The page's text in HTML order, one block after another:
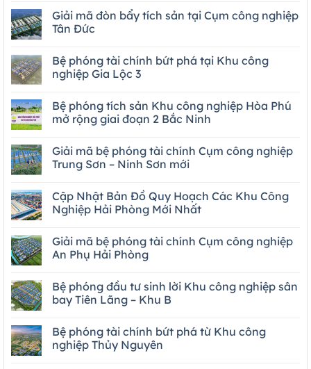
Giải mã đòn bẩy tích sản tại Cụm công nghiệp
Tân Đức
Bệ phóng tài chính bứt phá tại Khu công
nghiệp Gia Lộc 3
Bệ phóng tích sản Khu công nghiệp Hòa Phú
mở rộng giai đoạn 2 Bắc Ninh
Giải mã bệ phóng tài chính Cụm công nghiệp
Trung Sơn – Ninh Sơn mới
Cập Nhật Bản Đồ Quy Hoạch Các Khu Công
Nghiệp Hải Phòng Mới Nhất
Giải mã bệ phóng tài chính Cụm công nghiệp
An Phụ Hải Phòng
Bệ phóng đầu tư sinh lời Khu công nghiệp sân
bay Tiên Lãng – Khu B
Bệ phóng tài chính bứt phá từ Khu công
nghiệp Thủy Nguyên